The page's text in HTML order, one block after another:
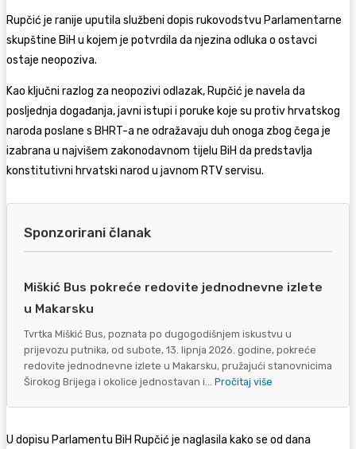
Rupčić je ranije uputila službeni dopis rukovodstvu Parlamentarne
skupštine BiH u kojem je potvrdila da njezina odluka o ostavci
ostaje neopoziva.
Kao ključni razlog za neopozivi odlazak, Rupčić je navela da
posljednja događanja, javni istupi i poruke koje su protiv hrvatskog
naroda poslane s BHRT-a ne odražavaju duh onoga zbog čega je
izabrana u najvišem zakonodavnom tijelu BiH da predstavlja
konstitutivni hrvatski narod u javnom RTV servisu.
Sponzorirani članak
Miškić Bus pokreće redovite jednodnevne izlete
u Makarsku
Tvrtka Miškić Bus, poznata po dugogodišnjem iskustvu u
prijevozu putnika, od subote, 13. lipnja 2026. godine, pokreće
redovite jednodnevne izlete u Makarsku, pružajući stanovnicima
Širokog Brijega i okolice jednostavan i... Pročitaj više
U dopisu Parlamentu BiH Rupčić je naglasila kako se od dana